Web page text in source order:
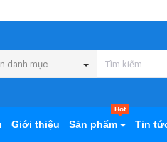
danh mục
Giới thiệu Sản phẩm
Hot
Tin